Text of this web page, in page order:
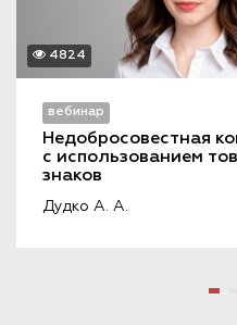
4824
вебинар
Недобросовестная
с использованием
знаков
Дудко А. А.